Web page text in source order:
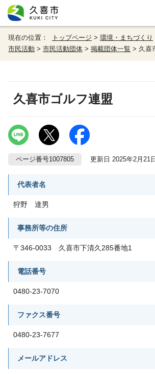
現在の位置： トップページ > 環境・まちづくり
市民活動 > 市民活動団体 > 掲載団体一覧 > 久喜
久喜市ゴルフ連盟
ページ番号1007805 更新日 2025年2月21日
代表者名
狩野 達男
事務所等の住所
〒346-0033 久喜市下清久285番地1
電話番号
0480-23-7070
ファクス番号
0480-23-7677
メールアドレス